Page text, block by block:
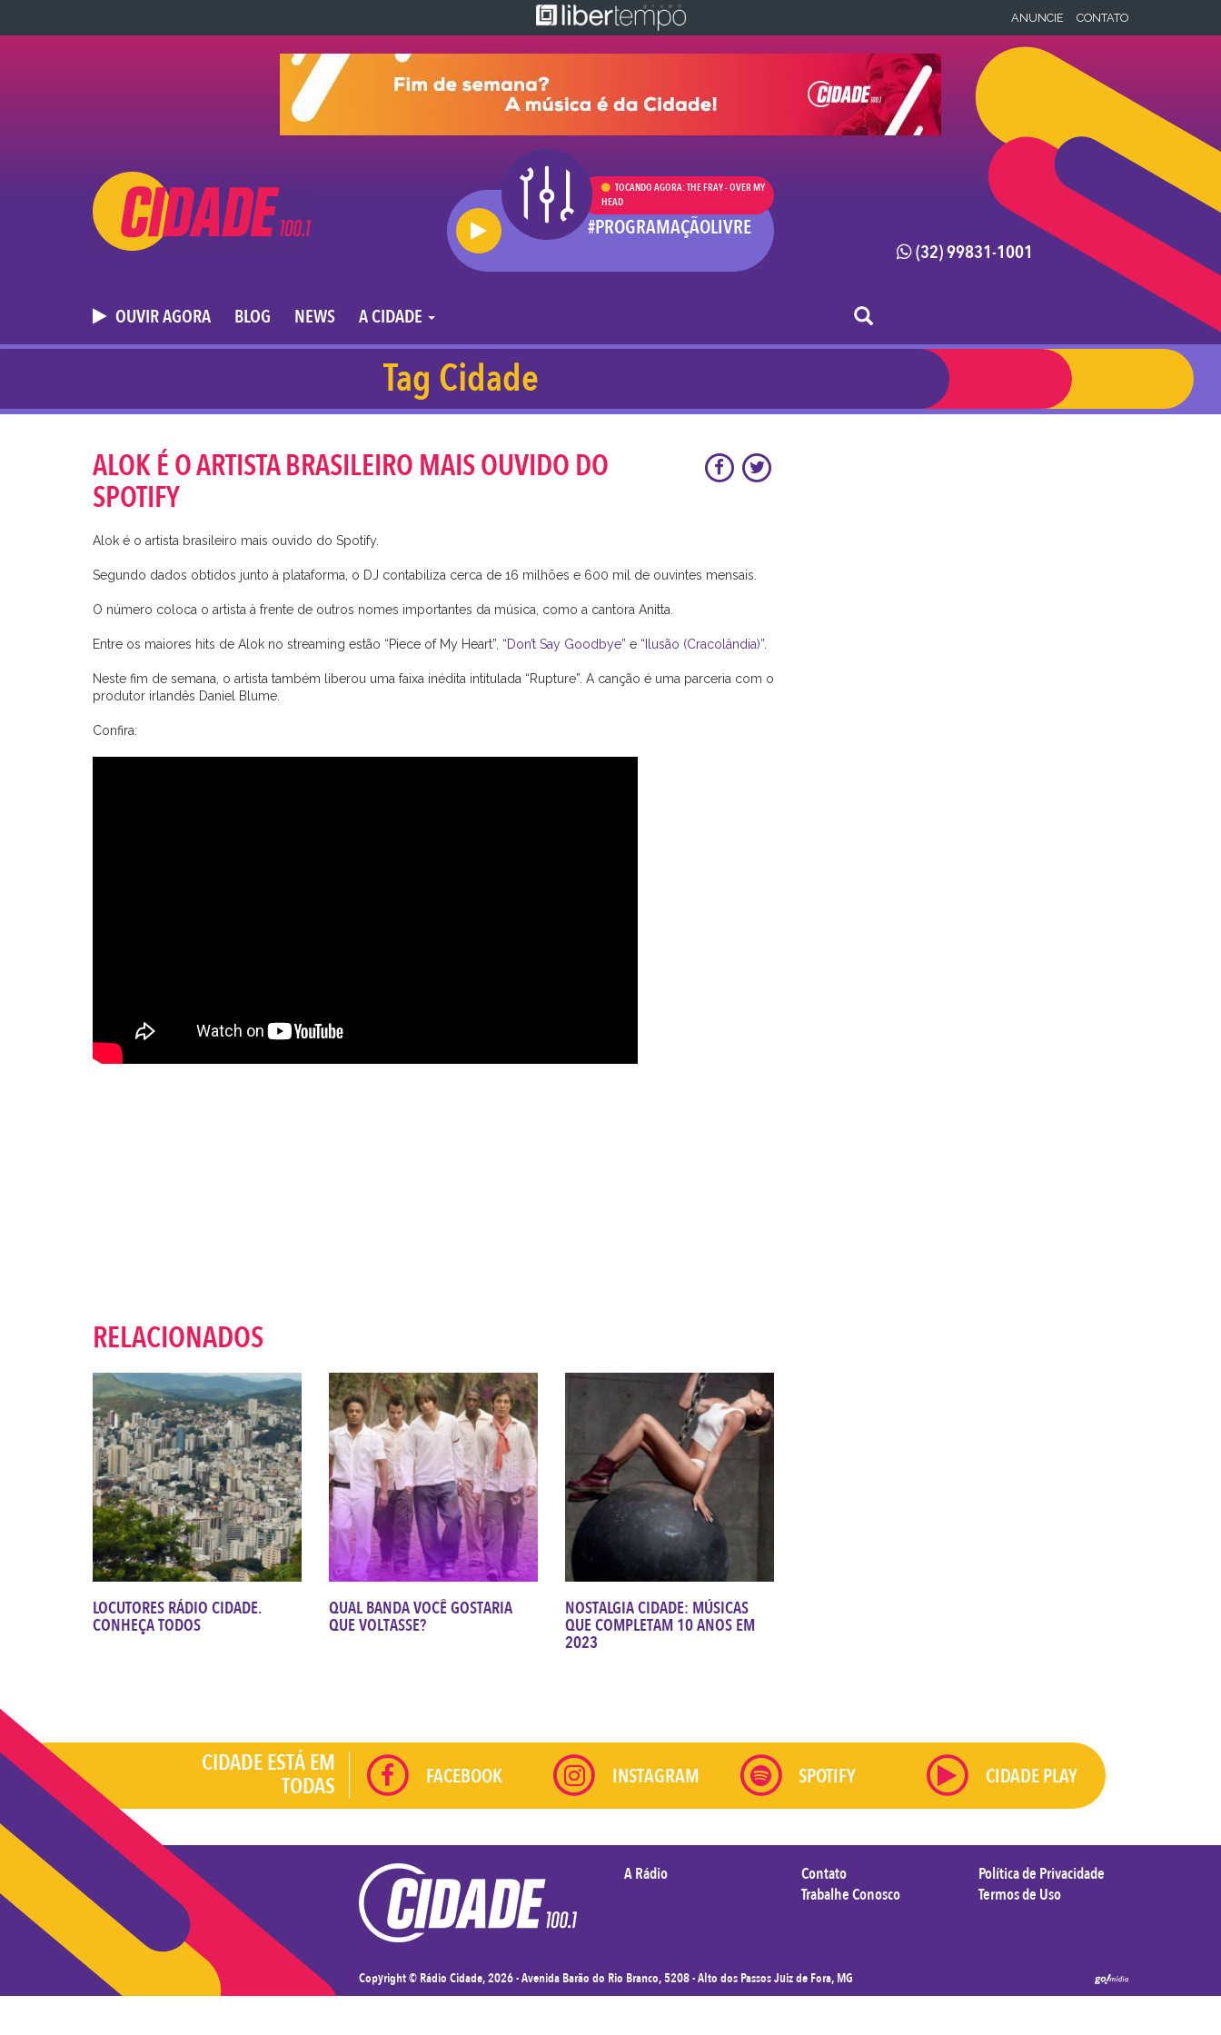
ANUNCIE CONTATO
TOCANDO AGORA: THE FRAY - OVER MY
HEAD
#PROGRAMAÇÃOLIVRE
OUVIR AGORA BLOG NEWS A CIDADE
(32) 99831-1001
Tag Cidade
ALOK É O ARTISTA BRASILEIRO MAIS OUVIDO DO
SPOTIFY
Alok é o artista brasileiro mais ouvido do Spotify.
Segundo dados obtidos junto à plataforma, o DJ contabiliza cerca de 16 milhões e 600 mil de ouvintes mensais.
O número coloca o artista à frente de outros nomes importantes da música, como a cantora Anitta.
Entre os maiores hits de Alok no streaming estão “Piece of My Heart”, “Don’t Say Goodbye” e “Ilusão (Cracolândia)”
Neste fim de semana, o artista também liberou uma faixa inédita intitulada “Rupture”. A canção é uma parceria com o
produtor irlandês Daniel Blume.
Confira:
RELACIONADOS
LOCUTORES RÁDIO CIDADE.
CONHEÇA TODOS
QUAL BANDA VOCÊ GOSTARIA
QUE VOLTASSE?
NOSTALGIA CIDADE: MÚSICAS
QUE COMPLETAM 10 ANOS EM
2023
CIDADE ESTÁ EM
TODAS FACEBOOK INSTAGRAM SPOTIFY CIDADE PLAY
A Rádio
Contato
Trabalhe Conosco
Política de Privacidade
Termos de Uso
Copyright © Rádio Cidade, 2026 - Avenida Barão do Rio Branco, 5208 - Alto dos Passos Juiz de Fora, MG